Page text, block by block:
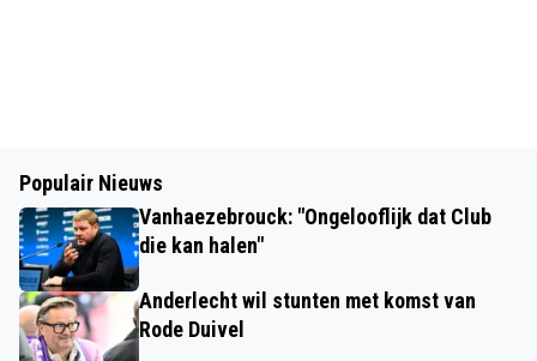
Populair Nieuws
Vanhaezebrouck: "Ongelooflijk dat Club
die kan halen"
Anderlecht wil stunten met komst van
Rode Duivel